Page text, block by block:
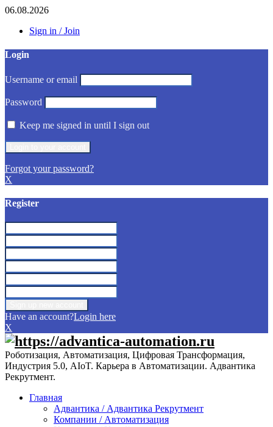
06.08.2026
Sign in / Join
Login
Username or email
Password
Keep me signed in until I sign out
Forgot your password?
X
Register
Have an account?Login here
X
Роботизация, Автоматизация, Цифровая Трансформация,
Индустрия 5.0, AIoT. Карьера в Автоматизации. Адвантика
Рекрутмент.
Главная
Адвантика / Адвантика Рекрутмент
Компании / Автоматизация